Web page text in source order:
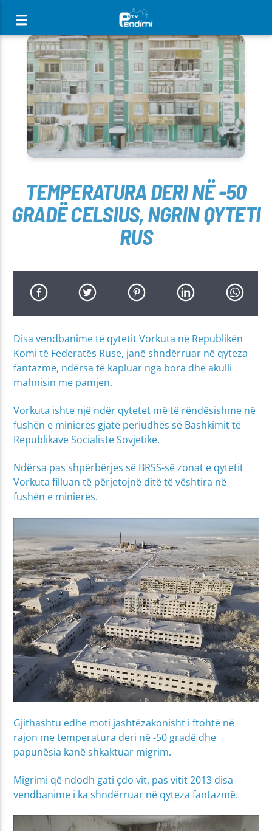
[There are no radio stations in the database]
TEMPERATURA DERI NË -50
GRADË CELSIUS, NGRIN QYTETI
RUS
Disa vendbanime të qytetit Vorkuta në Republikën
Komi të Federatës Ruse, janë shndërruar në qyteza
fantazmë, ndërsa të kapluar nga bora dhe akulli
mahnisin me pamjen.
Vorkuta ishte një ndër qytetet më të rëndësishme në
fushën e minierës gjatë periudhës së Bashkimit të
Republikave Socialiste Sovjetike.
Ndërsa pas shpërbërjes së BRSS-së zonat e qytetit
Vorkuta filluan të përjetojnë ditë të vështira në
fushën e minierës.
Gjithashtu edhe moti jashtëzakonisht i ftohtë në
rajon me temperatura deri në -50 gradë dhe
papunësia kanë shkaktuar migrim.
Migrimi që ndodh gati çdo vit, pas vitit 2013 disa
vendbanime i ka shndërruar në qyteza fantazmë.